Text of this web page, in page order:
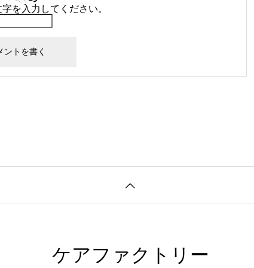
を入力してください。
ケアファクトリー